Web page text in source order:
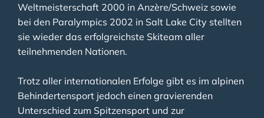
Weltmeisterschaft 2000 in Anzère/Schweiz sowie
bei den Paralympics 2002 in Salt Lake City stellten
sie wieder das erfolgreichste Skiteam aller
teilnehmenden Nationen.
Trotz aller internationalen Erfolge gibt es im alpinen
Behindertensport jedoch einen gravierenden
Unterschied zum Spitzensport und zur